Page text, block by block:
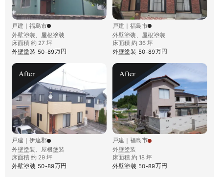
戸建 ｜ 福島市
外壁塗装、屋根塗装
床面積 約 27 坪
外壁塗装 50-89万円
戸建 ｜ 福島市
外壁塗装、屋根塗装
床面積 約 36 坪
外壁塗装 50-89万円
After
戸建
伊達郡
外壁塗装、屋根塗装
床面積 約 29 坪
外壁塗装 50-89万円
After
戸建
福島市
外壁塗装
床面積 約 18 坪
外壁塗装 50-89万円